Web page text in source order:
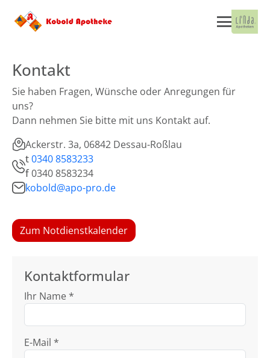
Kontakt
Sie haben Fragen, Wünsche oder Anregungen für
uns?
Dann nehmen Sie bitte mit uns Kontakt auf.
Ackerstr. 3a, 06842 Dessau-Roßlau
t0340 8583233
f0340 8583234
kobold@apo-pro.de
Zum Notdienstkalender
Kontaktformular
Ihr Name *
E-Mail *